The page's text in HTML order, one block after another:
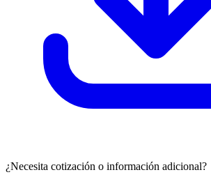
¿Necesita cotización o información adicional?